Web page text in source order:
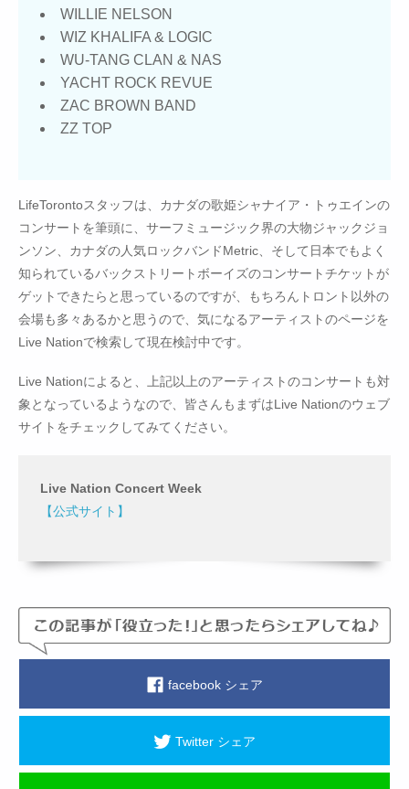
WILLIE NELSON
WIZ KHALIFA & LOGIC
WU-TANG CLAN & NAS
YACHT ROCK REVUE
ZAC BROWN BAND
ZZ TOP
LifeTorontoスタッフは、カナダの歌姫シャナイア・トゥエインの
コンサートを筆頭に、サーフミュージック界の大物ジャックジョ
ンソン、カナダの人気ロックバンドMetric、そして日本でもよく
知られているバックストリートボーイズのコンサートチケットが
ゲットできたらと思っているのですが、もちろんトロント以外の
会場も多々あるかと思うので、気になるアーティストのページを
Live Nationで検索して現在検討中です。
Live Nationによると、上記以上のアーティストのコンサートも対
象となっているようなので、皆さんもまずはLive Nationのウェブ
サイトをチェックしてみてください。
Live Nation Concert Week
【公式サイト】
facebook シェア
Twitter シェア